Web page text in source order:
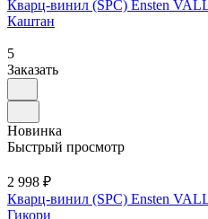
Кварц-винил (SPC) Ensten
Каштан
5
Заказать
Новинка
Быстрый просмотр
2 998 ₽
Кварц-винил (SPC) Ensten
Гикори